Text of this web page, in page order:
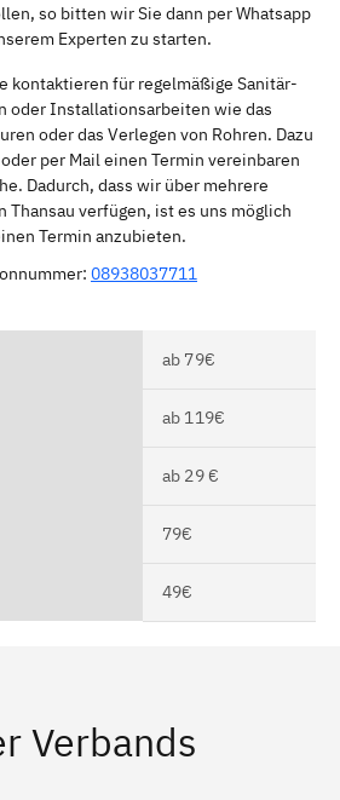
so bitten wir Sie dann per Whatsapp
Experten zu starten.
kontaktieren für regelmäßige Sanitär-
oder Installationsarbeiten wie das
oder das Verlegen von Rohren. Dazu
per Mail einen Termin vereinbaren
Dadurch, dass wir über mehrere
Thansau verfügen, ist es uns möglich
Termin anzubieten.
08938037711
ab 79€
ab 119€
ab 29 €
79€
49€
Verbands